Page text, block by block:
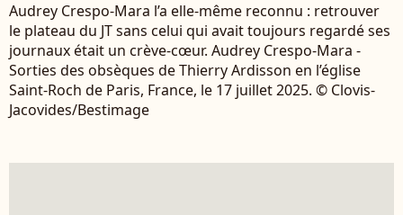
Audrey Crespo-Mara l’a elle-même reconnu : retrouver
le plateau du JT sans celui qui avait toujours regardé ses
journaux était un crève-cœur. Audrey Crespo-Mara -
Sorties des obsèques de Thierry Ardisson en l’église
Saint-Roch de Paris, France, le 17 juillet 2025. © Clovis-
Jacovides/Bestimage